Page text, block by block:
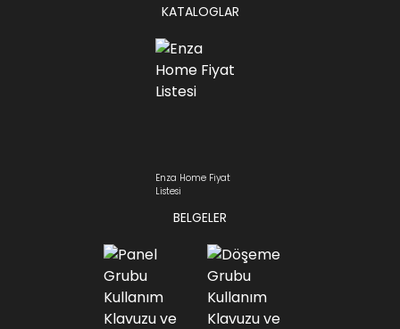
KATALOGLAR
Enza Home Fiyat
Listesi
BELGELER